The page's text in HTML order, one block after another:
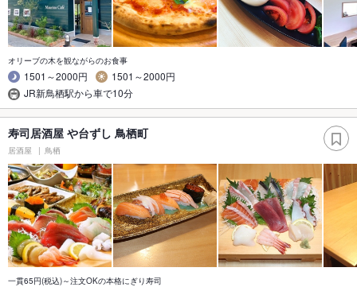
オリーブの木を観ながらのお食事
1501～2000円
1501～2000円
JR新鳥栖駅から車で10分
寿司居酒屋 や台ずし 鳥栖町
居酒屋 鳥栖
一貫65円(税込)～注文OKの本格にぎり寿司